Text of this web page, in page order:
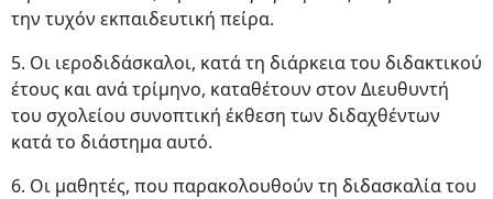
την τυχόν εκπαιδευτική πείρα.
5. Οι ιεροδιδάσκαλοι, κατά τη διάρκεια του διδακτικού
έτους και ανά τρίμηνο, καταθέτουν στον Διευθυντή
του σχολείου συνοπτική έκθεση των διδαχθέντων
κατά το διάστημα αυτό.
6. Οι μαθητές, που παρακολουθούν τη διδασκαλία του